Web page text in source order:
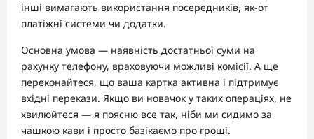
інші вимагають використання посередників, як-от
платіжні системи чи додатки.
Основна умова — наявність достатньої суми на
рахунку телефону, враховуючи можливі комісії. А ще
переконайтеся, що ваша картка активна і підтримує
вхідні перекази. Якщо ви новачок у таких операціях, не
хвилюйтеся — я поясню все так, ніби ми сидимо за
чашкою кави і просто базікаємо про гроші.